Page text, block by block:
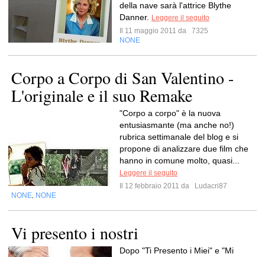
della nave sarà l'attrice Blythe
Danner.
Leggere il seguito
Il 11 maggio 2011 da
7325
NONE
Corpo a Corpo di San Valentino -
L'originale e il suo Remake
"Corpo a corpo" è la nuova
entusiasmante (ma anche no!)
rubrica settimanale del blog e si
propone di analizzare due film che
hanno in comune molto, quasi...
Leggere il seguito
Il 12 febbraio 2011 da
Ludacri87
NONE NONE
Vi presento i nostri
Dopo "Ti Presento i Miei" e "Mi